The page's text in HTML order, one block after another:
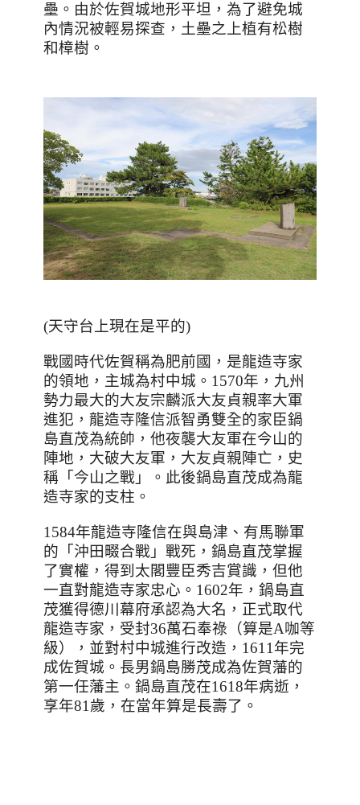
壘。由於佐賀城地形平坦，為了避免城
內情況被輕易探查，土壘之上植有松樹
和樟樹。
(天守台上現在是平的)
戰國時代佐賀稱為肥前國，是龍造寺家
的領地，主城為村中城。 1570年，九州
勢力最大的大友宗麟派大友貞親率大軍
進犯，龍造寺隆信派智勇雙全的家臣鍋
島直茂為統帥，他夜襲大友軍在今山的
陣地，大破大友軍，大友貞親陣亡，史
稱「今山之戰」。此後鍋島直茂成為龍
造寺家的支柱。
1584年龍造寺隆信在與島津、有馬聯軍
的「沖田畷合戰」戰死，鍋島直茂掌握
了實權，得到太閣豐臣秀吉賞識，但他
一直對龍造寺家忠心。 1602年，鍋島直
茂獲得德川幕府承認為大名，正式取代
龍造寺家，受封36萬石奉祿（算是A咖等
級），並對村中城進行改造， 1611年完
成佐賀城。長男鍋島勝茂成為佐賀藩的
第一任藩主。鍋島直茂在1618年病逝，
享年81 歲，在當年算是長壽了。